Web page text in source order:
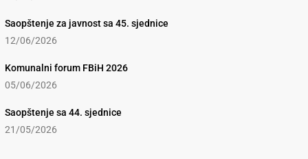
Saopštenje za javnost sa 45. sjednice
12/06/2026
Komunalni forum FBiH 2026
05/06/2026
Saopštenje sa 44. sjednice
21/05/2026